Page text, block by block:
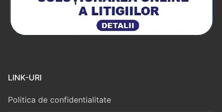
LINK-URI
Politica de confidentialitate